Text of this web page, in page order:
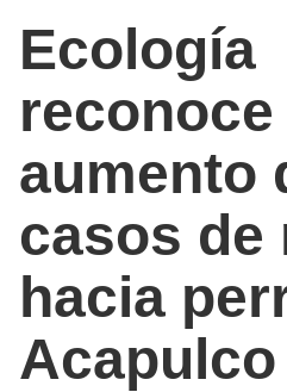
Ecología
reconoce
aumento
casos de
hacia
Acapulco